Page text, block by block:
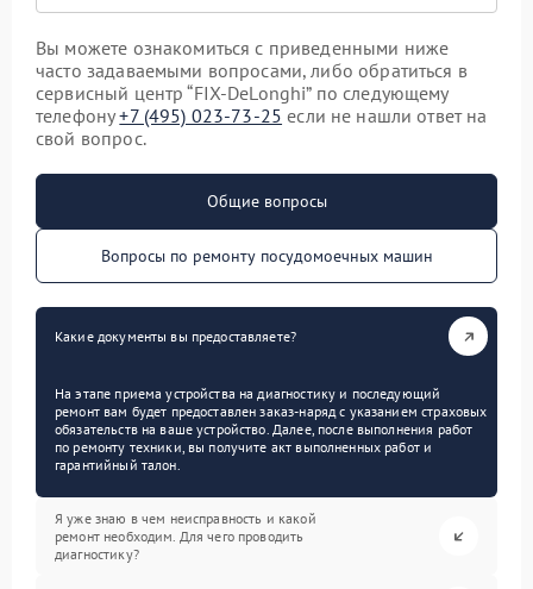
Вы можете ознакомиться с приведенными ниже
часто задаваемыми вопросами, либо обратиться в
сервисный центр “FIX-DeLonghi” по следующему
телефону+7 (495) 023-73-25 если не нашли ответ на
свой вопрос.
Общие вопросы
Вопросы по ремонту посудомоечных машин
Какие документы вы предоставляете?
На этапе приема устройства на диагностику и последующий
ремонт вам будет предоставлен заказ-наряд с указанием страховых
обязательств на ваше устройство. Далее, после выполнения работ
по ремонту техники, вы получите акт выполненных работ и
гарантийный талон.
Я уже знаю в чем неисправность и какой
ремонт необходим. Для чего проводить
диагностику?